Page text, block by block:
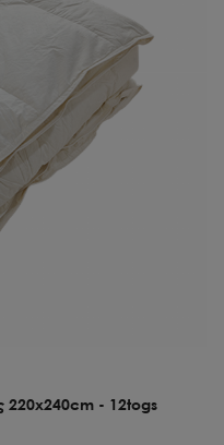
220x240cm - 12togs